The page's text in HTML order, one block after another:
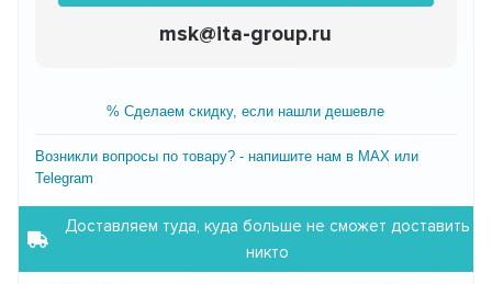
msk@ita-group.ru
% Сделаем скидку, если нашли дешевле
Возникли вопросы по товару? - напишите нам в MAX или
Telegram
Доставляем туда, куда больше не сможет доставить
никто